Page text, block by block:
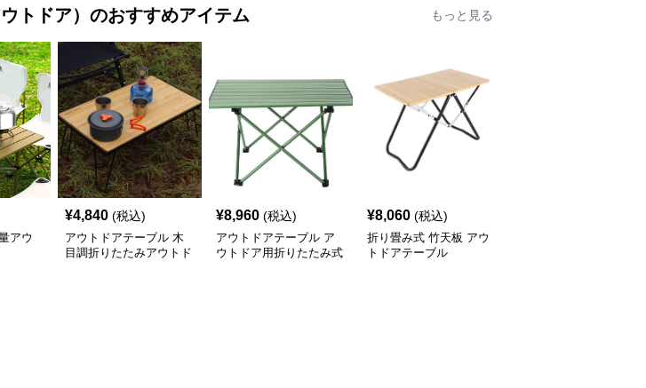
トドア） のおすすめアイテム もっと見る
アウ
¥4,840 (税込)
アウトドアテーブル 木
目調折りたたみアウトド
¥8,960 (税込)
アウトドアテーブル ア
ウトドア用折りたたみ式
¥8,060 (税込)
折り畳み式 竹天板 アウ
トドアテーブル